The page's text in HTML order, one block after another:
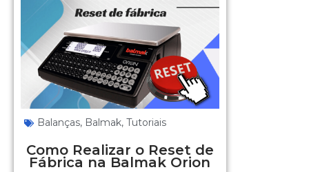
Balanças, Balmak, Tutoriais
Como Realizar o Reset de
Fábrica na Balmak Orion